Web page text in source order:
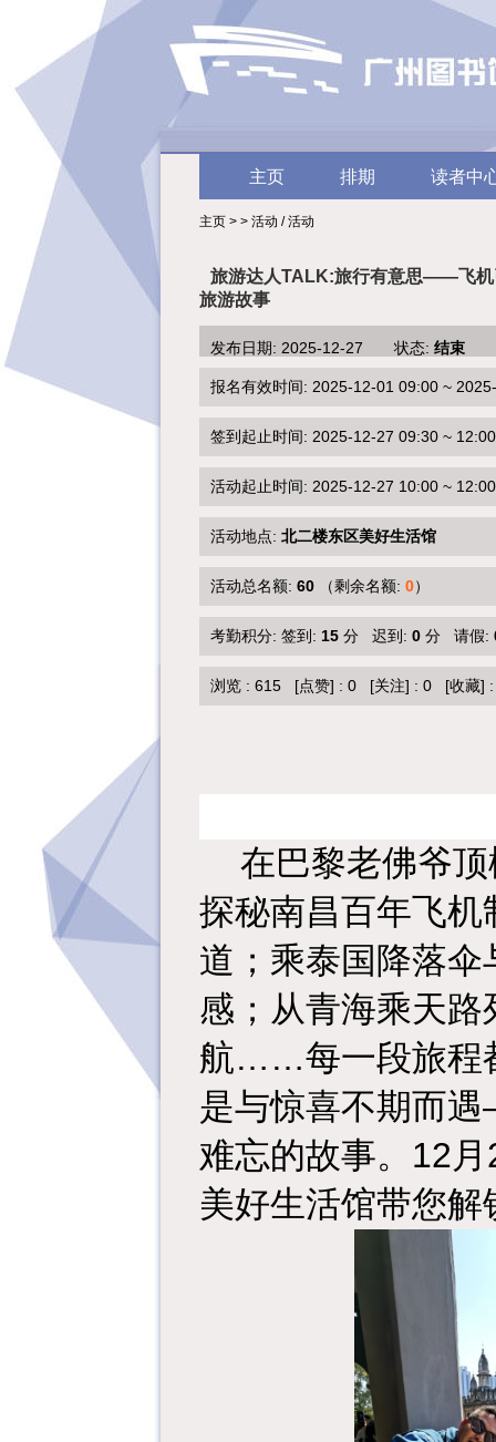
主页 排期 读者中
主页 > > 活动 / 活动
旅游达人TALK:旅行有意思——飞机
旅游故事
发布日期: 2025-12-27 状态: 结束
报名有效时间: 2025-12-01 09:00 ~
签到起止时间: 2025-12-27 09:30 ~ 12:00
活动起止时间: 2025-12-27 10:00 ~ 12:00
活动地点: 北二楼东区美好生活馆
活动总名额: 60 （剩余名额: 0）
考勤积分: 签到: 15 分 迟到: 0 分 请假:
浏览 : 615 [点赞] : 0 [关注] : 0 [收藏]
在巴黎老佛爷
探秘南昌百年飞
道；乘泰国降落
感；从青海乘天
航……每一段旅程
是与惊喜不期而
难忘的故事。12
美好生活馆带您